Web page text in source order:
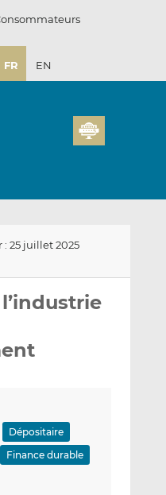
FR EN
25 juillet 2025
Dépositaire
Finance durable